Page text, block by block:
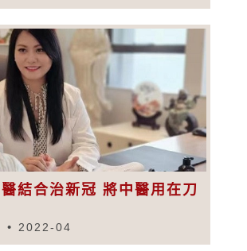
結合治新冠 將中醫用在刀
2022-04